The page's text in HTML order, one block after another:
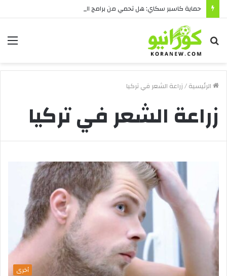
بحث
عن
الرئيسية/زراعة الشعر في تركيا
زراعة الشعر في تركيا
أخرى